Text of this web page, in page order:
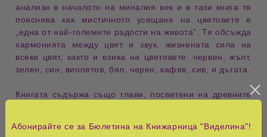
анализи в началото на миналия век и в тази книга тя
пояснява как мистичното усещане на цветовете е
„една от най-големите радости на живота”. Тя обсъжда
хармонията между цвят и звук, жизнената сила на
всеки цвят, както и езика на цветовете: червен, жълт,
зелен, син, виолетов, бял, черен, кафяв, сив, и дъгата.
Книгата съдържа също глави, посветени на древните
под влиянието на цветните лъчи и др.
Абонирайте се за Бюлетина на Книжарница "Виделина"!